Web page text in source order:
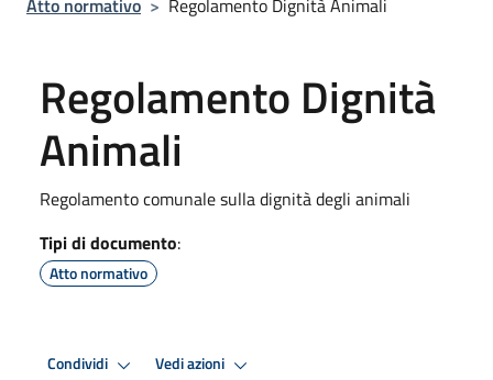
Regolamento Dignità
Animali
Regolamento comunale sulla dignità degli animali
Tipi di documento:
Atto normativo
Condividi Vedi azioni